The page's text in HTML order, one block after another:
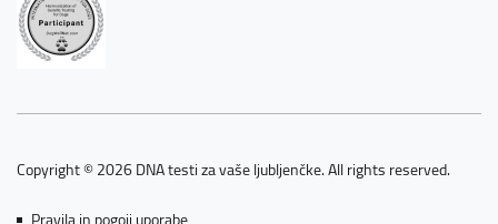
Copyright © 2026 DNA testi za vaše ljubljenčke. All rights reserved.